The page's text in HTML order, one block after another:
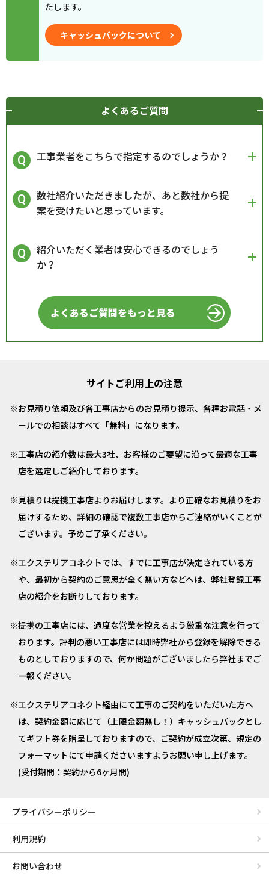
たします。
キャッシュバックについて
よくあるご質問
工事業者をこちらで指定するのでしょうか？
数社紹介いただきましたが、あと数社から提
案を受けたいと思っています。
紹介いただく業者は安心できるのでしょう
か？
よくあるご質問をもっと見る
サイトご利用上の注意
お見積り依頼及び各工事店からのお見積り提示、各種お電話・メ
ールでの相談はすべて「無料」になります。
工事店の紹介数は最大3社、お客様のご要望に沿って最適な工事
店を選定しご紹介しております。
見積りは提携工事店よりお届けします。より正確なお見積りをお
届けするため、詳細の確認で複数工事店からご連絡がいくことが
ございます。予めご了承ください。
エクステリアコネクトでは、すでに工事店が決定されている方
や、最初から契約のご意思が全く無い方などへは、弊社登録工事
店の紹介をお断りしております。
提携の工事店には、過度な営業を控えるよう厳重な注意を行って
おります。評判の悪い工事店には即時弊社から登録を解除できる
ものとしておりますので、何か問題がございましたら弊社までご
一報ください。
エクステリアコネクト経由にて工事のご契約をいただいた方へ
は、契約金額に応じて（上限金額無し！）キャッシュバックとし
てギフト券を贈呈しておりますので、ご契約が成立次第、規定の
フォーマットにて申請くださいますようお願い申し上げます。
(受付期間：契約から6ヶ月間)
プライバシーポリシー
利用規約
お問い合わせ